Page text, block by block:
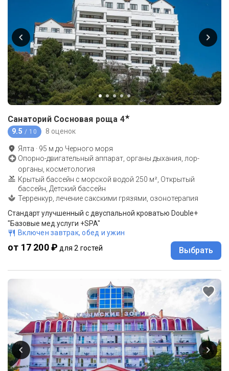
Санаторий Сосновая роща 4★
9.5 / 10 8 оценок
Ялта · 95 м до Черного моря
Опорно-двигательный аппарат, органы дыхания, лор-
органы, косметология
Крытый бассейн с морской водой 250 м², Открытый
бассейн, Детский бассейн
Терренкур, лечение сакскими грязями, озонотерапия
Стандарт улучшенный с двуспальной кроватью Double+
"Базовые мед.услуги +SPA"
Включен завтрак, обед и ужин
от 17 200 ₽ для 2 гостей Выбрать